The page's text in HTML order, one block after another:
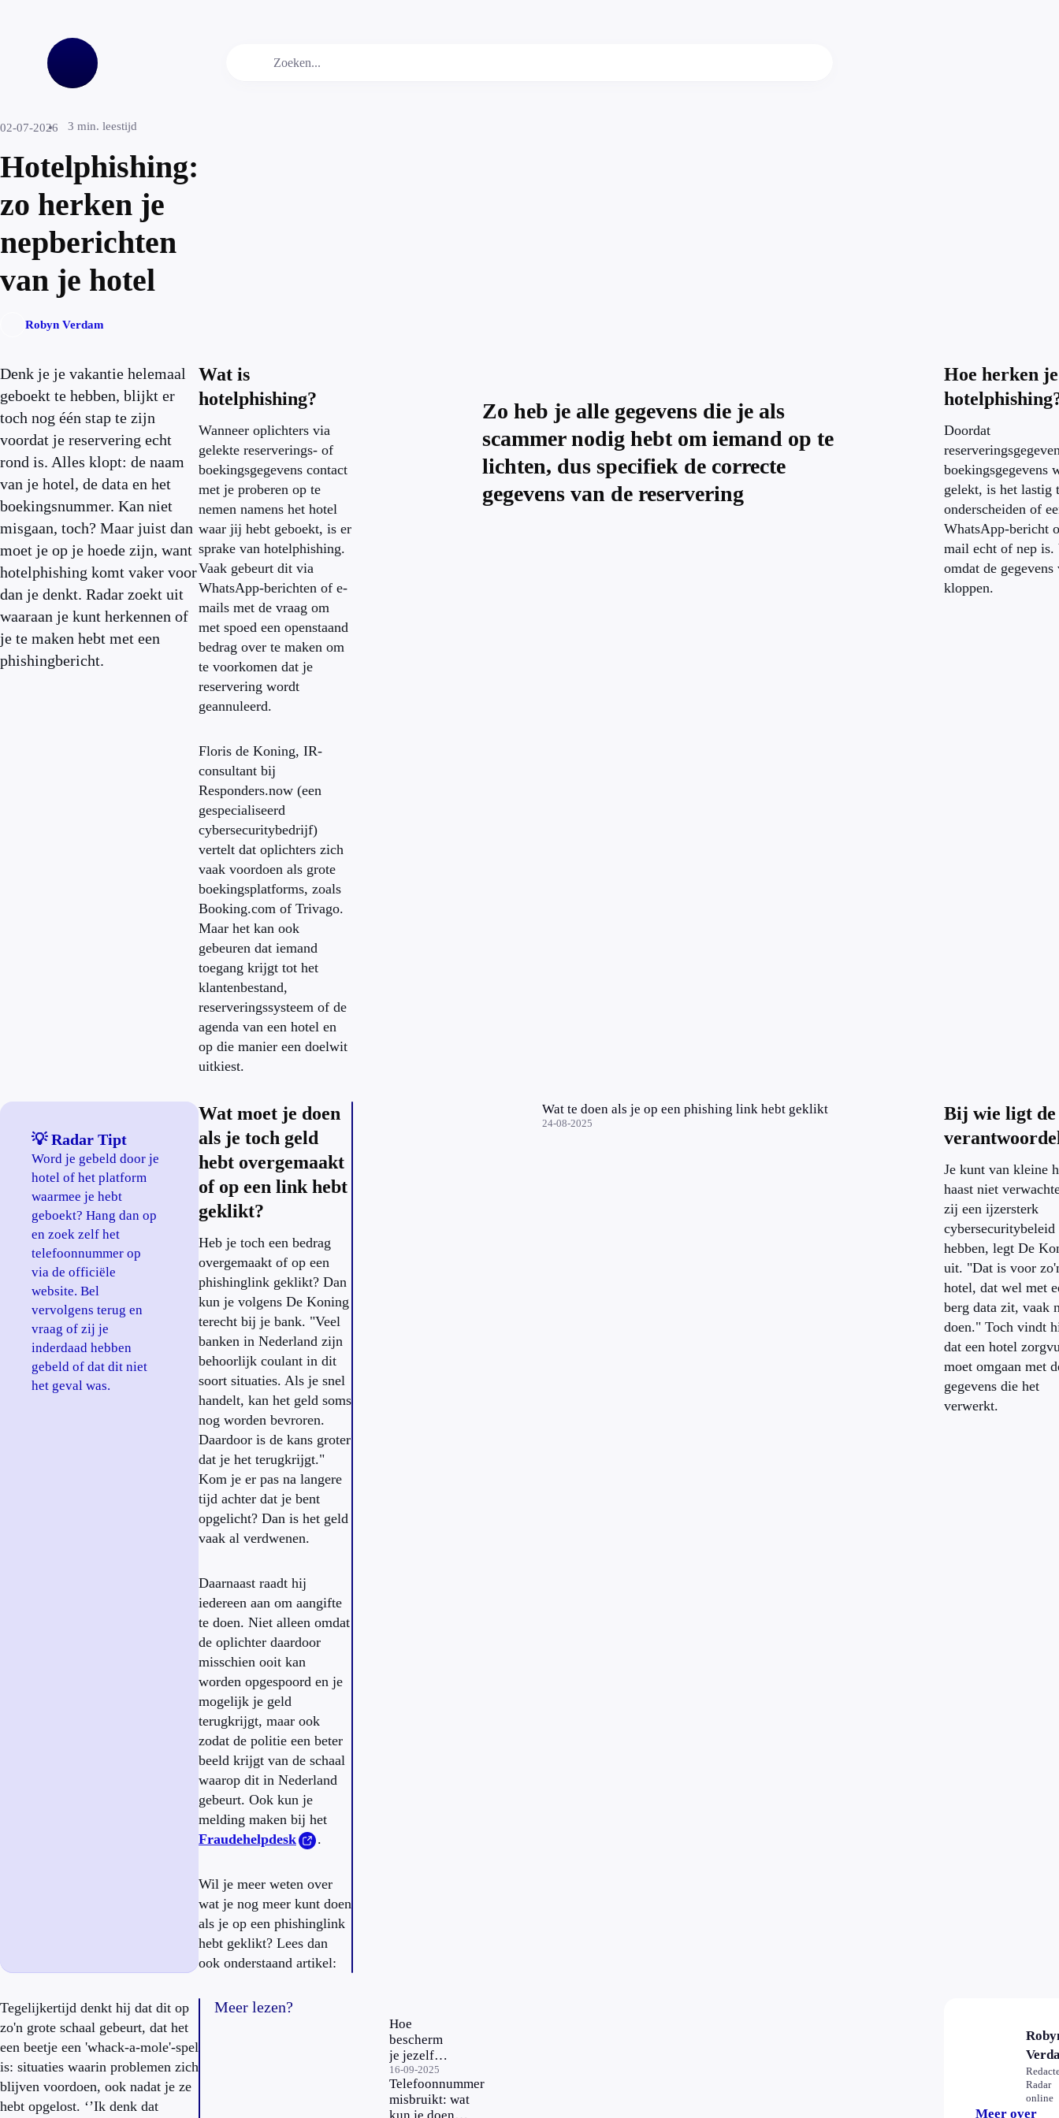
02-07-2026 3 min. leestijd
Hotelphishing:
zo herken je
nepberichten
van je hotel
Robyn Verdam
Denk je je vakantie helemaal
geboekt te hebben, blijkt er
toch nog één stap te zijn
voordat je reservering echt
rond is. Alles klopt: de naam
van je hotel, de data en het
boekingsnummer. Kan niet
misgaan, toch? Maar juist dan
moet je op je hoede zijn, want
hotelphishing komt vaker voor
dan je denkt. Radar zoekt uit
waaraan je kunt herkennen of
je te maken hebt met een
phishingbericht.
Wat is
hotelphishing?
Wanneer oplichters via
gelekte reserverings- of
boekingsgegevens contact
met je proberen op te
nemen namens het hotel
waar jij hebt geboekt, is er
sprake van hotelphishing.
Vaak gebeurt dit via
WhatsApp-berichten of e-
mails met de vraag om
met spoed een openstaand
bedrag over te maken om
te voorkomen dat je
reservering wordt
geannuleerd.
Floris de Koning, IR-
consultant bij
Responders.now (een
gespecialiseerd
cybersecuritybedrijf)
vertelt dat oplichters zich
vaak voordoen als grote
boekingsplatforms, zoals
Booking.com of Trivago.
Maar het kan ook
gebeuren dat iemand
toegang krijgt tot het
klantenbestand,
reserveringssysteem of de
agenda van een hotel en
op die manier een doelwit
uitkiest.
Zo heb je alle gegevens die je als
scammer nodig hebt om iemand op te
lichten, dus specifiek de correcte
gegevens van de reservering
Hoe herken je
Doordat
boekingsgegevens
gelekt, is het lastig
onderscheiden of
WhatsApp-bericht
mail echt of nep is.
omdat de gegevens
kloppen.
💡 Radar Tipt
Word je gebeld door je
hotel of het platform
waarmee je hebt
geboekt? Hang dan op
en zoek zelf het
telefoonnummer op
via de officiële
website. Bel
vervolgens terug en
vraag of zij je
inderdaad hebben
gebeld of dat dit niet
het geval was.
Wat moet je doen
als je toch geld
hebt overgemaakt
of op een link hebt
geklikt?
Heb je toch een bedrag
overgemaakt of op een
phishinglink geklikt? Dan
kun je volgens De Koning
terecht bij je bank. "Veel
banken in Nederland zijn
behoorlijk coulant in dit
soort situaties. Als je snel
handelt, kan het geld soms
nog worden bevroren.
Daardoor is de kans groter
dat je het terugkrijgt."
Kom je er pas na langere
tijd achter dat je bent
opgelicht? Dan is het geld
vaak al verdwenen.
Daarnaast raadt hij
iedereen aan om aangifte
te doen. Niet alleen omdat
de oplichter daardoor
misschien ooit kan
worden opgespoord en je
mogelijk je geld
terugkrijgt, maar ook
zodat de politie een beter
beeld krijgt van de schaal
waarop dit in Nederland
gebeurt. Ook kun je
melding maken bij het
Fraudehelpdesk
.
Wil je meer weten over
wat je nog meer kunt doen
als je op een phishinglink
hebt geklikt? Lees dan
ook onderstaand artikel:
Wat te doen als je op een phishing link hebt geklikt
24-08-2025
Bij wie ligt de
Je kunt van kleine
haast niet
zij een ijzersterk
cybersecuritybeleid
hebben, legt De
uit. "Dat is voor
hotel, dat wel met
berg data zit, vaak
doen." Toch vindt
dat een hotel
moet omgaan met
gegevens die het
verwerkt.
Tegelijkertijd denkt hij dat dit op
zo'n grote schaal gebeurt, dat het
een beetje een 'whack-a-mole'-spel
is: situaties waarin problemen zich
blijven voordoen, ook nadat je ze
hebt opgelost. ‘’Ik denk dat
Meer lezen?
Hoe
bescherm
je jezelf
tegen
online
oplichting?
16-09-2025
Telefoonnummer
misbruikt: wat
Radar
online
Meer over